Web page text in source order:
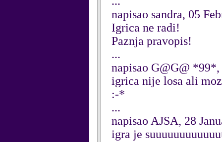
napisao sandra, 05
Igrica ne radi!
Paznja pravopis!
...
napisao G@G@
igrica nije losa ali
:-*
...
napisao AJSA, 28
igra je